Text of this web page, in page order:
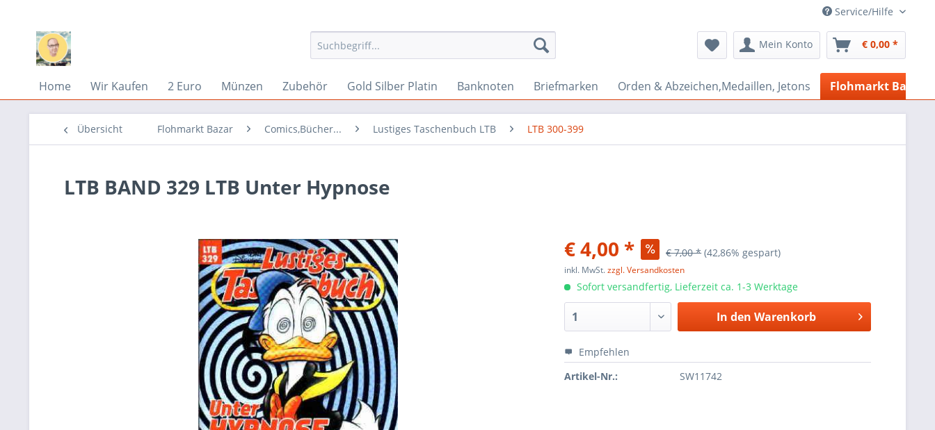
Service/Hilfe
Mein Konto € 0,00 *
Home Wir Kaufen 2 Euro Münzen Zubehör Gold Silber Platin Banknoten Briefmarken Orden & Abzeichen,Medaillen, Jetons Flohmarkt Bazar
Übersicht Flohmarkt Bazar Comics,Bücher... Lustiges Taschenbuch LTB LTB 300-399
LTB BAND 329 LTB Unter Hypnose
€ 4,00 * € 7,00 * (42,86% gespart)
inkl. MwSt.zzgl. Versandkosten
Sofort versandfertig, Lieferzeit ca. 1-3 Werktage
In den Warenkorb
Empfehlen
Artikel-Nr.:
SW11742